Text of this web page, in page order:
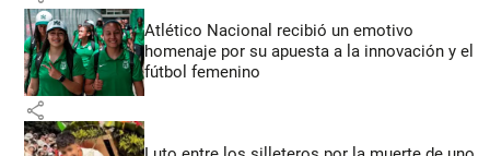
Atlético Nacional recibió un emotivo
homenaje por su apuesta a la innovación y el
fútbol femenino
share